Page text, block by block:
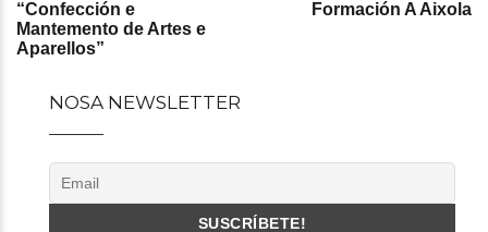
“Confección e
Mantemento de Artes e
Aparellos”
Formación A Aixola
NOSA NEWSLETTER